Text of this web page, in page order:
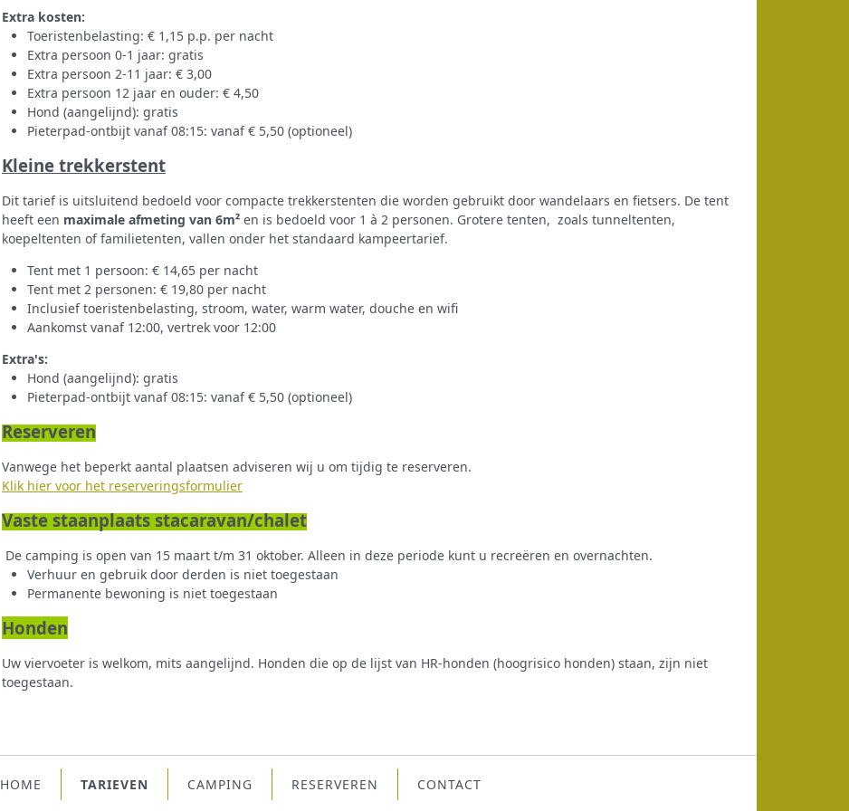
Extra kosten:
Toeristenbelasting: € 1,15 p.p. per nacht
Extra persoon 0-1 jaar: gratis
Extra persoon 2-11 jaar: € 3,00
Extra persoon 12 jaar en ouder: € 4,50
Hond (aangelijnd): gratis
Pieterpad-ontbijt vanaf 08:15: vanaf € 5,50 (optioneel)
Kleine trekkerstent
Dit tarief is uitsluitend bedoeld voor compacte trekkerstenten die worden gebruikt door wandelaars en fietsers. De tent
heeft een maximale afmeting van 6m² en is bedoeld voor 1 à 2 personen. Grotere tenten, zoals tunneltenten,
koepeltenten of familietenten, vallen onder het standaard kampeertarief.
Tent met 1 persoon: € 14,65 per nacht
Tent met 2 personen: € 19,80 per nacht
Inclusief toeristenbelasting, stroom, water, warm water, douche en wifi
Aankomst vanaf 12:00, vertrek voor 12:00
Extra's:
Hond (aangelijnd): gratis
Pieterpad-ontbijt vanaf 08:15: vanaf € 5,50 (optioneel)
Reserveren
Vanwege het beperkt aantal plaatsen adviseren wij u om tijdig te reserveren.
Klik hier voor het reserveringsformulier
Vaste staanplaats stacaravan/chalet
De camping is open van 15 maart t/m 31 oktober. Alleen in deze periode kunt u recreëren en overnachten.
Verhuur en gebruik door derden is niet toegestaan
Permanente bewoning is niet toegestaan
Honden
Uw viervoeter is welkom, mits aangelijnd. Honden die op de lijst van HR-honden (hoogrisico honden) staan, zijn niet
toegestaan.
HOME TARIEVEN CAMPING RESERVEREN CONTACT